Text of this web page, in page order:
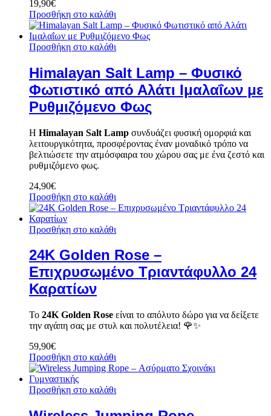
19,90€
Προσθήκη στο καλάθι
Προσθήκη στο καλάθι
Himalayan Salt Lamp – Φυσικό
Φωτιστικό από Αλάτι Ιμαλαΐων με
Ρυθμιζόμενο Φως
Η Himalayan Salt Lamp συνδυάζει φυσική ομορφιά και
λειτουργικότητα, προσφέροντας έναν μοναδικό τρόπο να
βελτιώσετε την ατμόσφαιρα του χώρου σας με ένα ζεστό και
ρυθμιζόμενο φως.
24,90€
Προσθήκη στο καλάθι
Προσθήκη στο καλάθι
24K Golden Rose –
Επιχρυσωμένο Τριαντάφυλλο 24
Καρατίων
Το 24K Golden Rose είναι το απόλυτο δώρο για να δείξετε
την αγάπη σας με στυλ και πολυτέλεια! 🌹✨
59,90€
Προσθήκη στο καλάθι
Προσθήκη στο καλάθι